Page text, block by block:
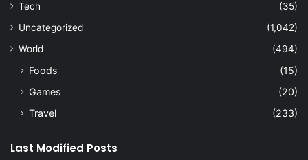
Tech
(35)
Uncategorized
(1,042)
World
(494)
Foods
(15)
Games
(20)
Travel
(233)
Last Modified Posts